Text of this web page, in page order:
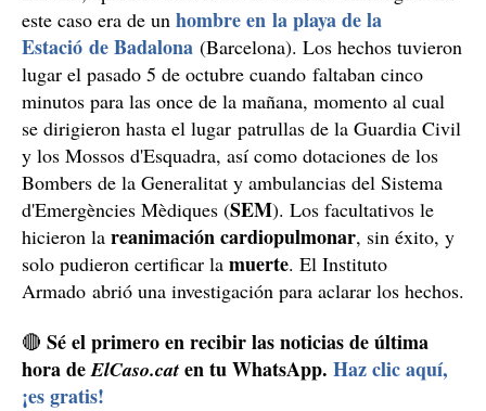
este caso era de un hombre en la playa de la
Estació de Badalona (Barcelona). Los hechos tuvieron
lugar el pasado 5 de octubre cuando faltaban cinco
minutos para las once de la mañana, momento al cual
se dirigieron hasta el lugar patrullas de la Guardia Civil
y los Mossos d'Esquadra, así como dotaciones de los
Bombers de la Generalitat y ambulancias del Sistema
d'Emergències Mèdiques (SEM). Los facultativos le
hicieron la reanimación cardiopulmonar, sin éxito, y
solo pudieron certificar la muerte. El Instituto
Armado abrió una investigación para aclarar los hechos.
🔴 Sé el primero en recibir las noticias de última
hora deElCaso.cat en tu WhatsApp. Haz clic aquí,
¡es gratis!